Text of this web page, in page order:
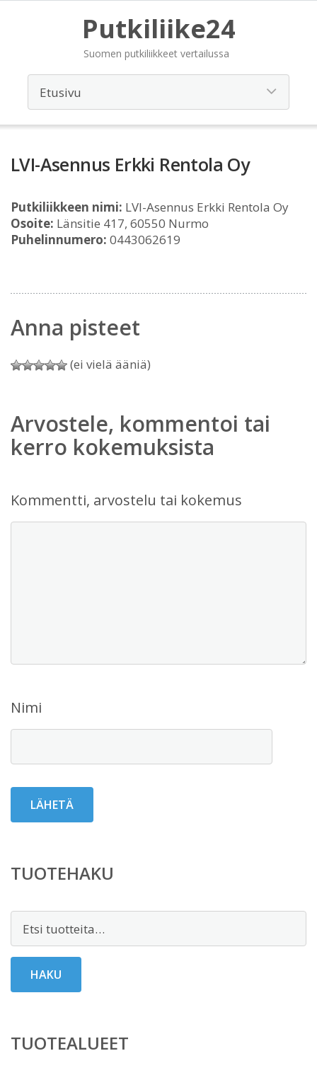
Putkiliike24
Suomen putkiliikkeet vertailussa
LVI-Asennus Erkki Rentola Oy
Putkiliikkeen nimi: LVI-Asennus Erkki Rentola Oy
Osoite: Länsitie 417, 60550 Nurmo
Puhelinnumero: 0443062619
Anna pisteet
(ei vielä ääniä)
Arvostele, kommentoi tai
kerro kokemuksista
Kommentti, arvostelu tai kokemus
Nimi
TUOTEHAKU
HAKU
TUOTEALUEET